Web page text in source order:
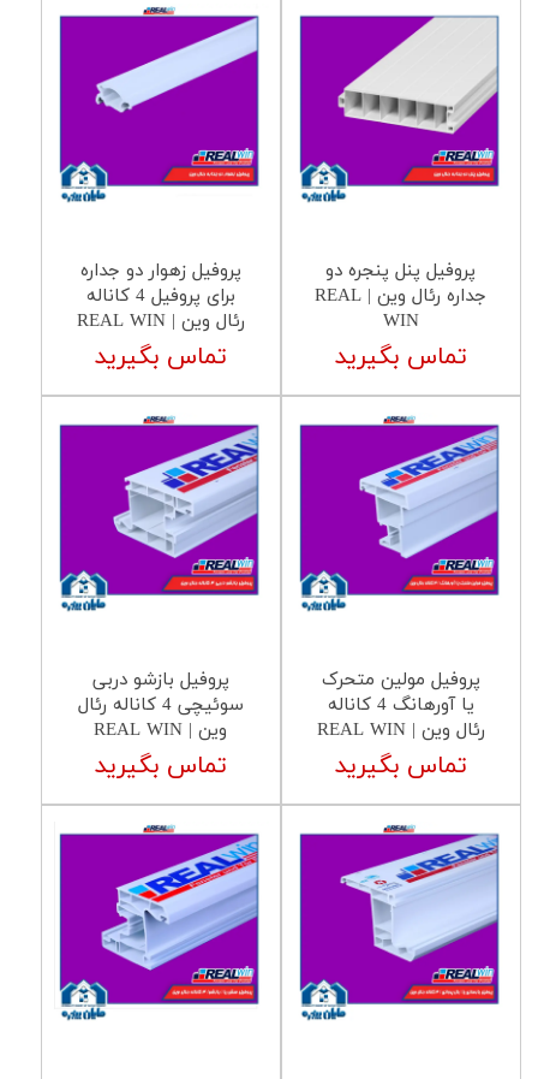
پروفیل پنل پنجره دو
جداره رئال وین | REAL
WIN
تماس بگیرید
پروفیل زهوار دو جداره
برای پروفیل 4 کاناله
رئال وین | REAL WIN
تماس بگیرید
پروفیل مولین متحرک
یا آورهانگ 4 کاناله
رئال وین | REAL WIN
تماس بگیرید
پروفیل بازشو دربی
سوئیچی 4 کاناله رئال
وین | REAL WIN
تماس بگیرید